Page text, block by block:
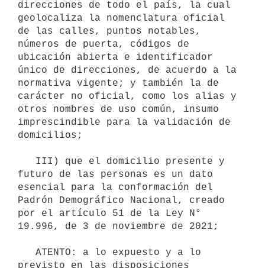
direcciones de todo el país, la cual
geolocaliza la nomenclatura oficial
de las calles, puntos notables,
números de puerta, códigos de
ubicación abierta e identificador
único de direcciones, de acuerdo a la
normativa vigente; y también la de
carácter no oficial, como los alias y
otros nombres de uso común, insumo
imprescindible para la validación de
domicilios;
futuro de las personas es un dato
esencial para la conformación del
Padrón Demográfico Nacional, creado
por el artículo 51 de la Ley N°
19.996, de 3 de noviembre de 2021;
previsto en las disposiciones